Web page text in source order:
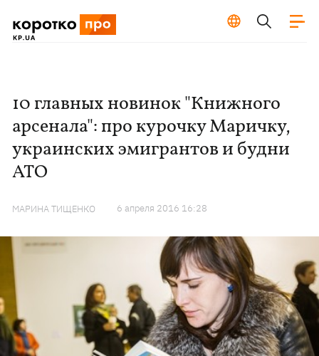
10 главных новинок "Книжного
арсенала": про курочку Маричку,
украинских эмигрантов и будни
АТО
МАРИНА ТИЩЕНКО 6 апреля 2016 16:28